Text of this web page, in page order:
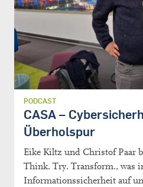
PODCAST
CASA –
Überholspur
Eike Kiltz und Christof Paar
Think. Try. Transform., was
Informationssicherheit auf